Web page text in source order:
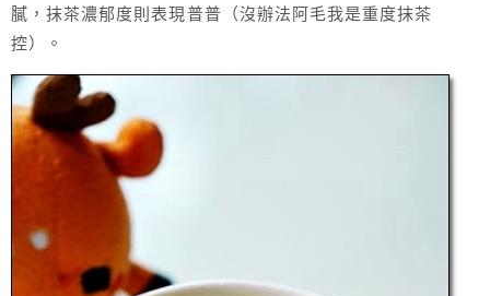
膩，抹茶濃郁度則表現普普（沒辦法阿毛我是重度抹茶
控）。